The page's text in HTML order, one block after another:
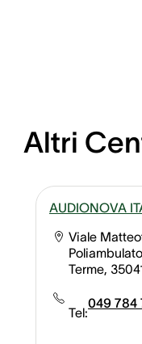
Altri
AUDIONOVA
Viale
Terme,
Tel:
049 784